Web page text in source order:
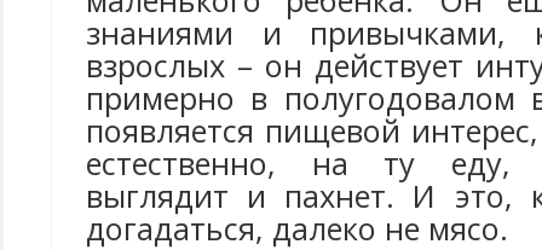
знаниями и привычками,
взрослых – он действует
примерно в полугодовалом
появляется пищевой
естественно, на ту еду,
выглядит и пахнет. И это,
догадаться, далеко не мясо.